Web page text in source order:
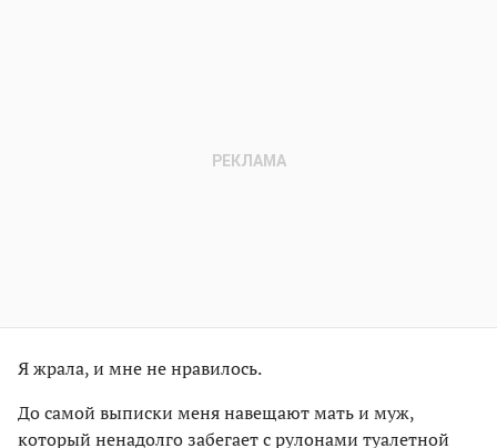
Я жрала, и мне не нравилось.
До самой выписки меня навещают мать и муж,
который ненадолго забегает с рулонами туалетной